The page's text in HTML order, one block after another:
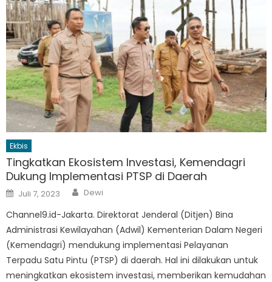
Ekbis
Tingkatkan Ekosistem Investasi, Kemendagri
Dukung Implementasi PTSP di Daerah
Posted
on
Juli 7, 2023 Author
Dewi
Channel9.id-Jakarta. Direktorat Jenderal (Ditjen) Bina
Administrasi Kewilayahan (Adwil) Kementerian Dalam Negeri
(Kemendagri) mendukung implementasi Pelayanan
Terpadu Satu Pintu (PTSP) di daerah. Hal ini dilakukan untuk
meningkatkan ekosistem investasi, memberikan kemudahan